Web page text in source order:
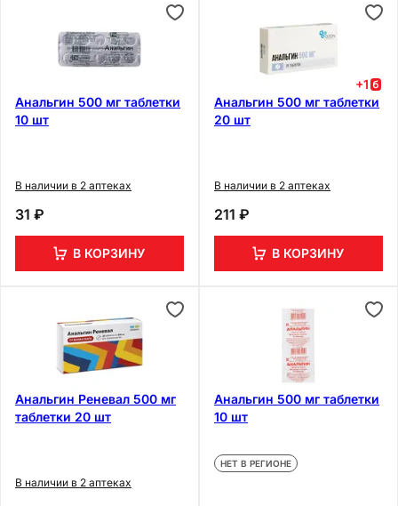
Анальгин 500 мг таблетки
10 шт
В наличии в 2 аптеках
31 ₽
В КОРЗИНУ
+1
Анальгин 500 мг таблетки
20 шт
В наличии в 2 аптеках
211 ₽
В КОРЗИНУ
Анальгин Реневал 500 мг
таблетки 20 шт
В наличии в 2 аптеках
Анальгин 500 мг таблетки
10 шт
НЕТ В РЕГИОНЕ